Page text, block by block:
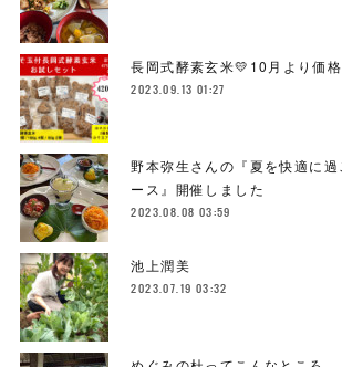
長岡式酵素玄米💛10月より価
2023.09.13 01:27
野本弥生さんの『夏を快適に
ース』開催しました
2023.08.08 03:59
池上潤美
2023.07.19 03:32